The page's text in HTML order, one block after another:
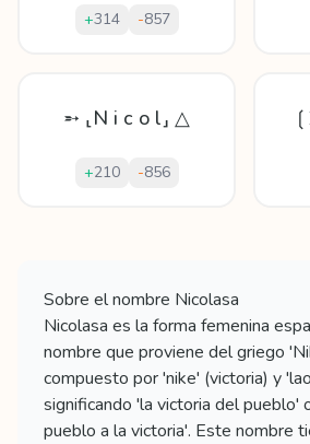
+314 -857
➵ ⸤N i c o l⸥ △
+210 -856
Sobre el nombre Nicolasa
Nicolasa es la forma femenina
nombre que proviene del griego
compuesto por 'nike' (victoria) y
significando 'la victoria del pueblo'
pueblo a la victoria'. Este nombre